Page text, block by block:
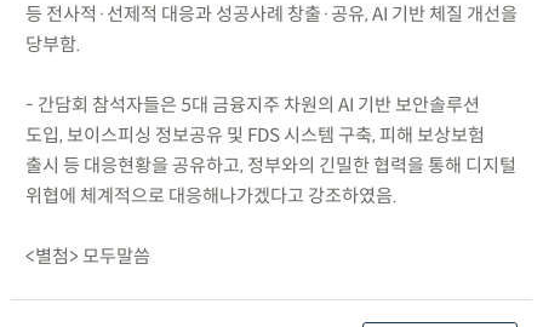
등 전사적·선제적 대응과 성공사례 창출·공유, AI 기반 체질 개선을
당부함.
- 간담회 참석자들은 5대 금융지주 차원의 AI 기반 보안솔루션
도입, 보이스피싱 정보공유 및 FDS 시스템 구축, 피해 보상보험
출시 등 대응현황을 공유하고, 정부와의 긴밀한 협력을 통해 디지털
위협에 체계적으로 대응해나가겠다고 강조하였음.
<별첨> 모두말씀